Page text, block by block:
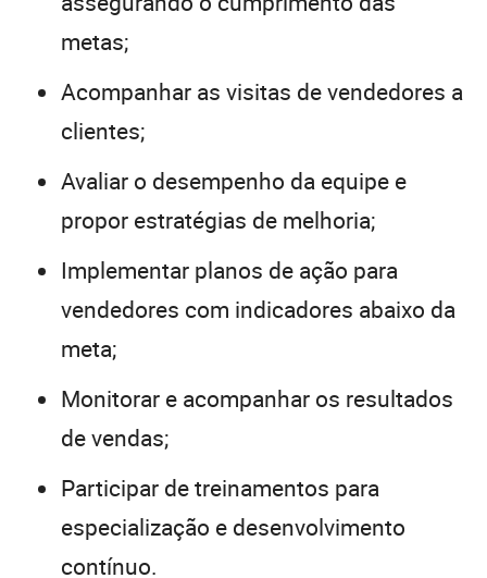
metas;
Acompanhar as visitas de vendedores a
clientes;
Avaliar o desempenho da equipe e
propor estratégias de melhoria;
Implementar planos de ação para
vendedores com indicadores abaixo da
meta;
Monitorar e acompanhar os resultados
de vendas;
Participar de treinamentos para
especialização e desenvolvimento
contínuo.